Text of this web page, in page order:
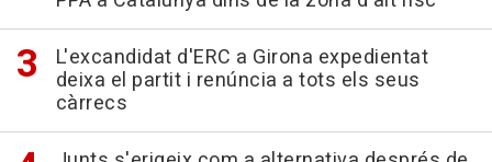
L'excandidat d'ERC a Girona expedientat
deixa el partit i renúncia a tots els seus
càrrecs